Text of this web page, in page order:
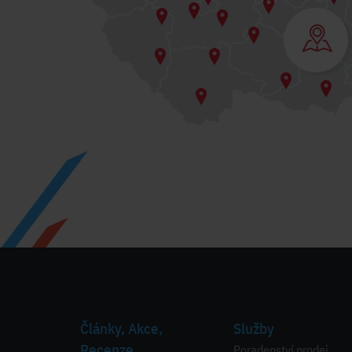
Články, Akce,
Služby